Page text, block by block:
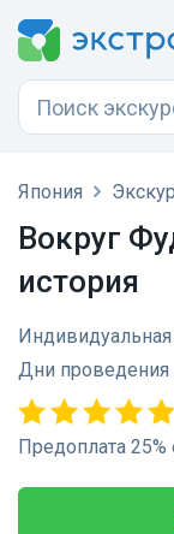
Япония
Вокруг
история
Индивидуальная
Дни проведения
Предоплата 25%